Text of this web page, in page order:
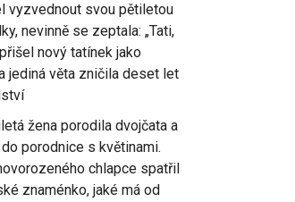
vyzvednout svou pětiletou
nevinně se zeptala: „Tati,
nový tatínek jako
jediná věta zničila deset let
žena porodila dvojčata a
porodnice s květinami.
chlapce spatřil
znaménko, jaké má od